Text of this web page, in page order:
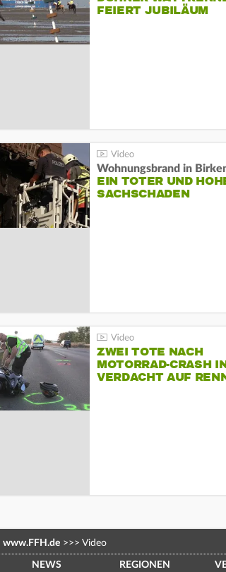
FEIERT JUBILÄUM
Wohnungsbrand in
EIN TOTER UND
SACHSCHADEN
ZWEI TOTE NACH
MOTORRAD-CRASH
VERDACHT AUF
www.FFH.de >>> Video
NEWS REGIONEN